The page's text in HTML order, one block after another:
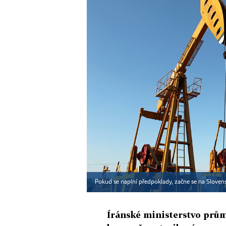
Pokud se naplní předpoklady, začne se na
Íránské ministerstvo